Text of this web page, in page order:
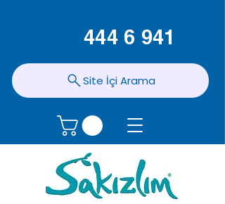
444 6 941
Site İçi Arama